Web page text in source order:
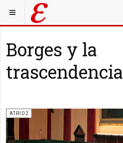
Borges y la
trascendencia
ATRIO2